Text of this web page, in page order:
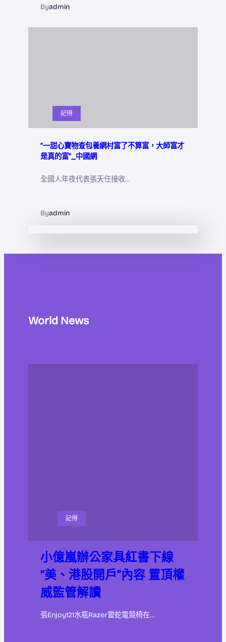
Byadmin
記得
“一甜心寶物查包養網村富了不算富，大師富才
是真的富”_中國網
全國人年夜代表張天任接收…
Byadmin
World News
記得
小億嵐辦公家具紅書下線
“美、港股開戶”內容 置頂權
威監管解讀
張Enjoy121水瓶Razer雷蛇電競椅在…